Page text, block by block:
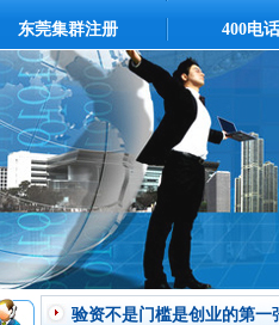
东莞集群注册 400电
验资不是门槛是创业的第